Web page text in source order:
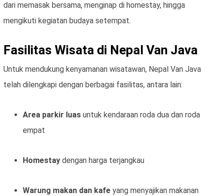
dari memasak bersama, menginap di homestay, hingga
mengikuti kegiatan budaya setempat.
Fasilitas Wisata di Nepal Van Java
Untuk mendukung kenyamanan wisatawan, Nepal Van Java
telah dilengkapi dengan berbagai fasilitas, antara lain:
Area parkir luas untuk kendaraan roda dua dan roda
empat
Homestay dengan harga terjangkau
Warung makan dan kafe yang menyajikan makanan